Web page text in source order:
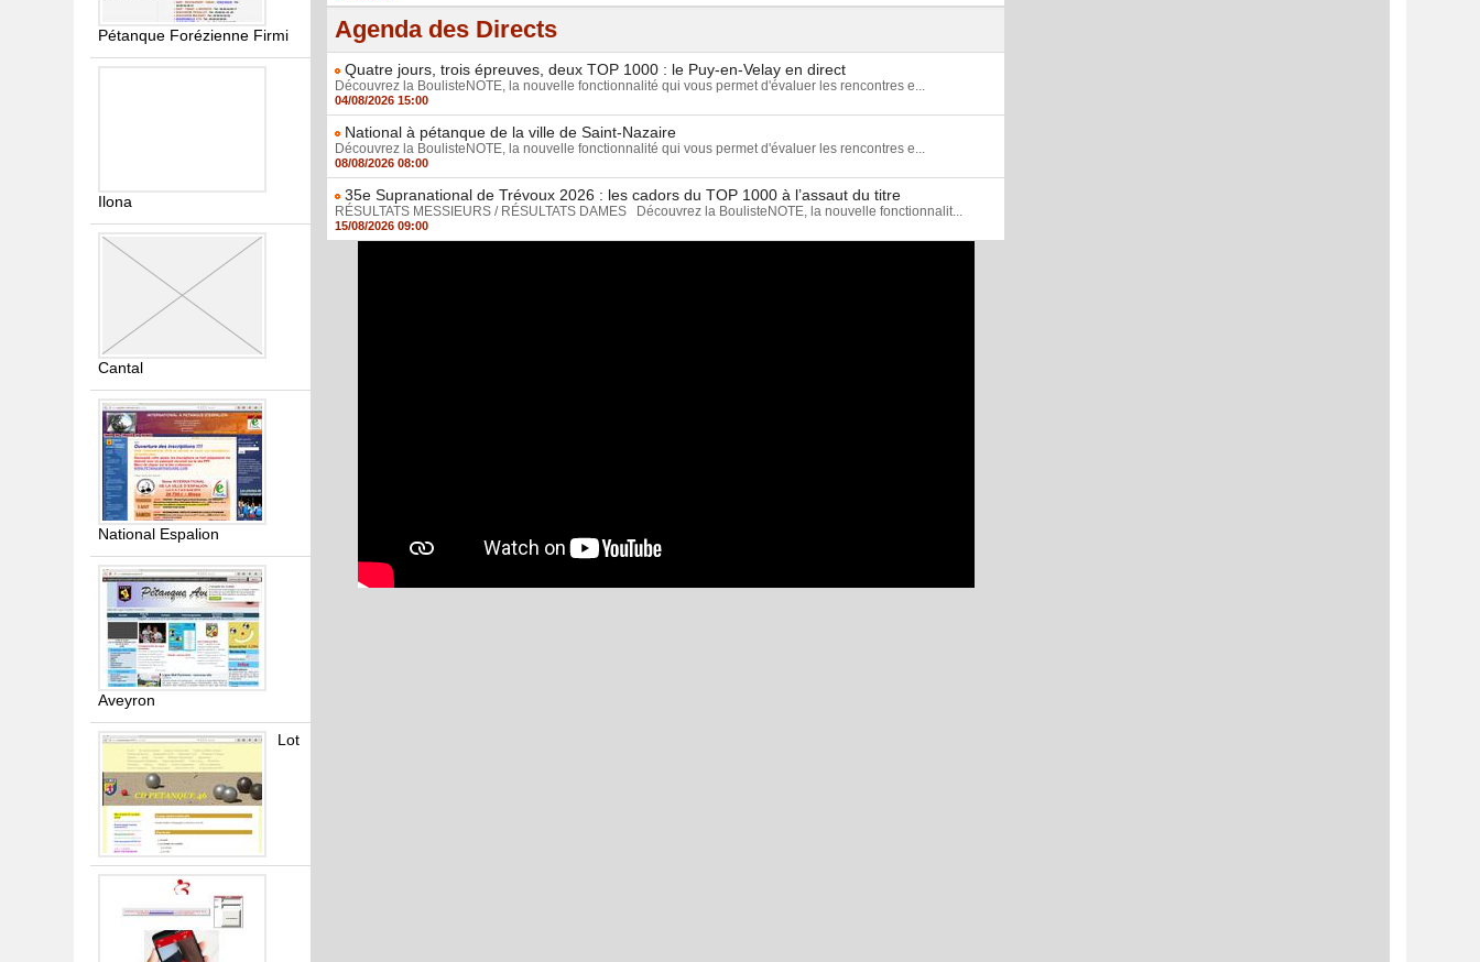
Pétanque Forézienne Firmi
Ilona
Cantal
National Espalion
Aveyron
Lot
Agenda des Directs
Quatre jours, trois épreuves, deux TOP 1000 : le Puy-en-Velay en direct
Découvrez la BoulisteNOTE, la nouvelle fonctionnalité qui vous permet d'évaluer les rencontres e...
04/08/2026 15:00
National à pétanque de la ville de Saint-Nazaire
Découvrez la BoulisteNOTE, la nouvelle fonctionnalité qui vous permet d'évaluer les rencontres e...
08/08/2026 08:00
35e Supranational de Trévoux 2026 : les cadors du TOP 1000 à l’assaut du titre
RÉSULTATS MESSIEURS / RÉSULTATS DAMES Découvrez la BoulisteNOTE, la nouvelle fonctionnalit...
15/08/2026 09:00